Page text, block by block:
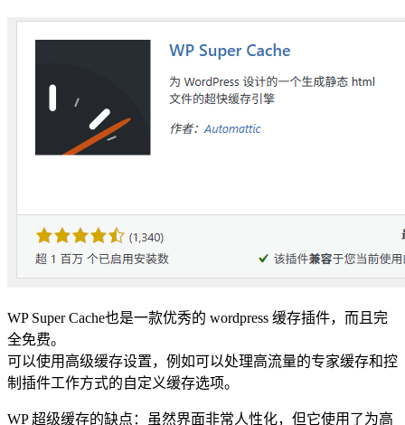
WP Super Cache也是一款优秀的 wordpress 缓存插件，而且完
全免费。
可以使用高级缓存设置，例如可以处理高流量的专家缓存和控
制插件工作方式的自定义缓存选项。
WP 超级缓存的缺点：虽然界面非常人性化，但它使用了为高